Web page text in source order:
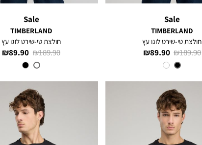
Sale
TIMBERLAND
חולצת טי-שירט לוגו עץ
מחיר
מוצר
89.90 ₪
מחיר
189.90 ₪
צבע
Black
Sale
TIMBERLAND
חולצת טי-שירט לוגו עץ
מחיר
מוצר
89.90 ₪
מחיר
189.90 ₪
צבע
White